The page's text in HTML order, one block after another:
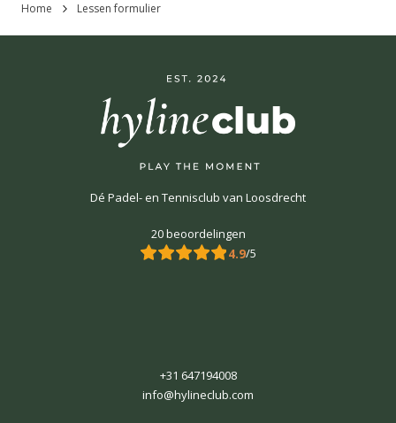
Home Lessen formulier
Dé Padel- en Tennisclub van Loosdrecht
20 beoordelingen
4.9/5
+31 647194008
info@hylineclub.com